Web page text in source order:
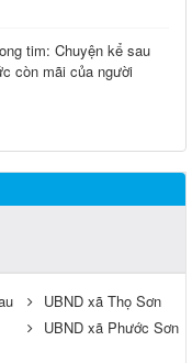
tim: Chuyện kể sau
còn mãi của người
UBND xã Thọ Sơn
UBND xã Phước Sơn